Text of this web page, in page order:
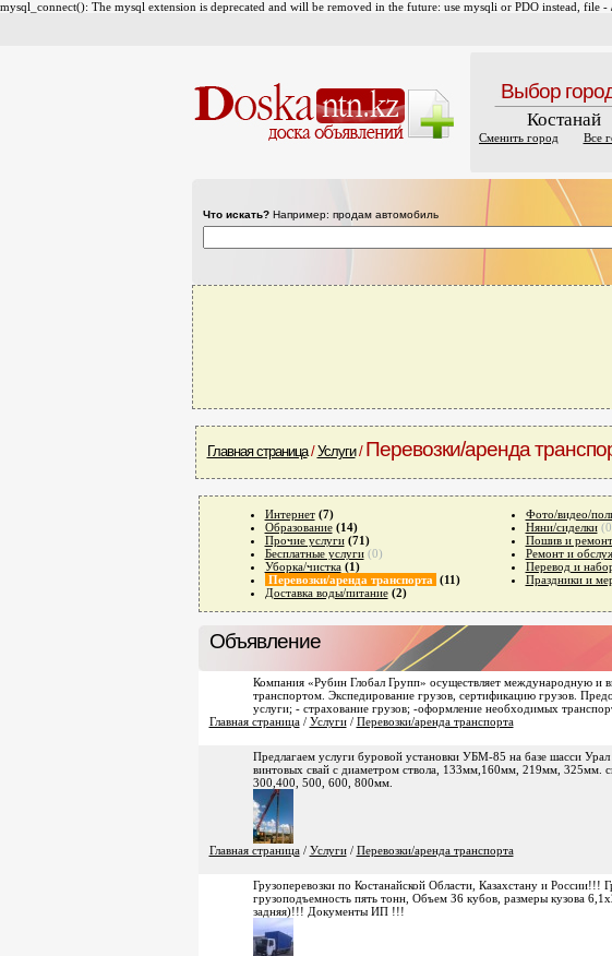
mysql_connect(): The mysql extension is deprecated and will be removed in the future: use mysqli or PDO instead, file -
Выбор
Костанай
Сменить город
Все
Что искать?Например: продам автомобиль
Главная страница/Услуги/ Перевозки/аренда
Интернет (7)
Образование (14)
Прочие услуги (71)
Бесплатные услуги (0)
Уборка/чистка (1)
Перевозки/аренда транспорта (11)
Доставка воды/питание (2)
Фото/видео/
Няни/сиделки
Пошив и
Ремонт и
Перевод и
Праздники и
Объявление
Компания «Рубин Глобал Групп» осуществляет международную и
транспортом. Экспедирование грузов, сертификацию грузов.
услуги; - страхование грузов; -оформление необходимых
Главная страница/ Услуги/ Перевозки/аренда транспорта
Предлагаем услуги буровой установки УБМ-85 на базе шасси
винтовых свай с диаметром ствола, 133мм,160мм, 219мм, 325мм.
300,400, 500, 600, 800мм.
Главная страница/ Услуги/ Перевозки/аренда транспорта
Грузоперевозки по Костанайской Области, Казахстану и России!!!
грузоподъемность пять тонн, Объем З6 кубов, размеры кузова
задняя)!!! Документы ИП !!!